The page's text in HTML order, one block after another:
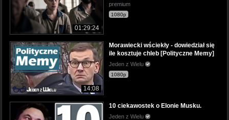
01:29:24
premium
1080p
14:08
Morawiecki wściekły - dowiedział się
ile kosztuje chleb [Polityczne Memy]
Jeden z Wielu
1080p
10 ciekawostek o Elonie Musku.
Jeden z Wielu